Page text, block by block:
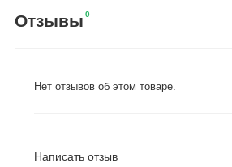
Отзывы 0
Нет отзывов об этом товаре.
Написать отзыв